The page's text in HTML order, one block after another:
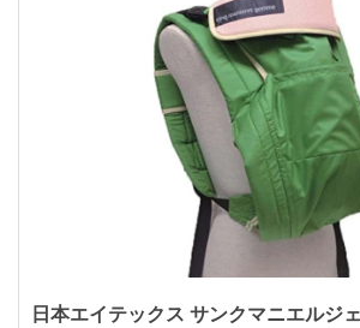
日本エイテックス サンクマニエルジ